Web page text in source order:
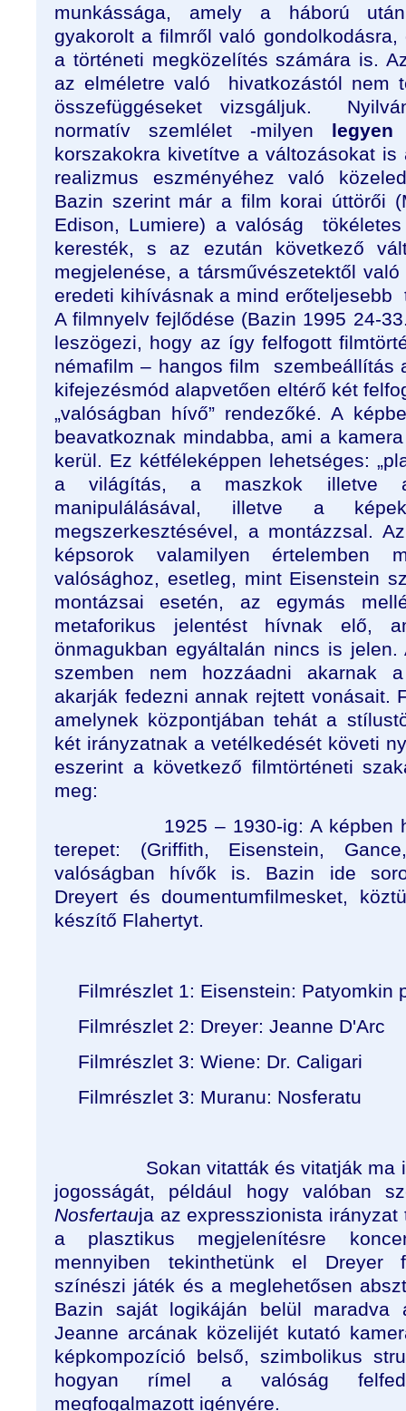
munkássága, amely a háború
gyakorolt a filmről való
a történeti megközelítés számára is.
az elméletre való
hivatkozástól nem
összefüggéseket vizsgáljuk.
normatív szemlélet -milyen legyen
korszakokra kivetítve a változásokat
realizmus eszményéhez való
Bazin szerint már a film korai úttörői
Edison, Lumiere) a valóság
keresték, s az ezután következő
megjelenése, a társművészetektől
eredeti kihívásnak a mind erőteljesebb
A filmnyelv fejlődése (Bazin 1995 24-
leszögezi, hogy az így felfogott
némafilm – hangos film
szembeállítás
kifejezésmód alapvetően eltérő két
„valóságban hívő” rendezőké. A
beavatkoznak mindabba, ami a
kerül. Ez kétféleképpen lehetséges:
a világítás, a maszkok illetve
manipulálásával, illetve a
megszerkesztésével, a montázzsal.
képsorok valamilyen értelemben
valósághoz, esetleg, mint Eisenstein
montázsai esetén, az egymás
metaforikus jelentést hívnak elő,
önmagukban egyáltalán nincs is
szemben nem hozzáadni akarnak
akarják fedezni annak rejtett vonásait.
amelynek központjában tehát a
két irányzatnak a vetélkedését követi
eszerint a következő filmtörténeti
meg:
1925 – 1930-ig: A képben
terepet: (Griffith, Eisenstein,
valóságban hívők is. Bazin ide
Dreyert és doumentumfilmesket,
készítő Flahertyt.
Filmrészlet 1: Eisenstein: Patyomkin
Filmrészlet 2: Dreyer: Jeanne D'Arc
Filmrészlet 3: Wiene: Dr. Caligari
Filmrészlet 3: Muranu: Nosferatu
Sokan vitatták és vitatják ma
jogosságát, például hogy valóban
Nosfertauja az expresszionista
a plasztikus megjelenítésre
mennyiben tekinthetünk el Dreyer
színészi játék és a meglehetősen
Bazin saját logikáján belül maradva
Jeanne arcának közelijét kutató
képkompozíció belső, szimbolikus
hogyan rímel a valóság
megfogalmazott igényére.